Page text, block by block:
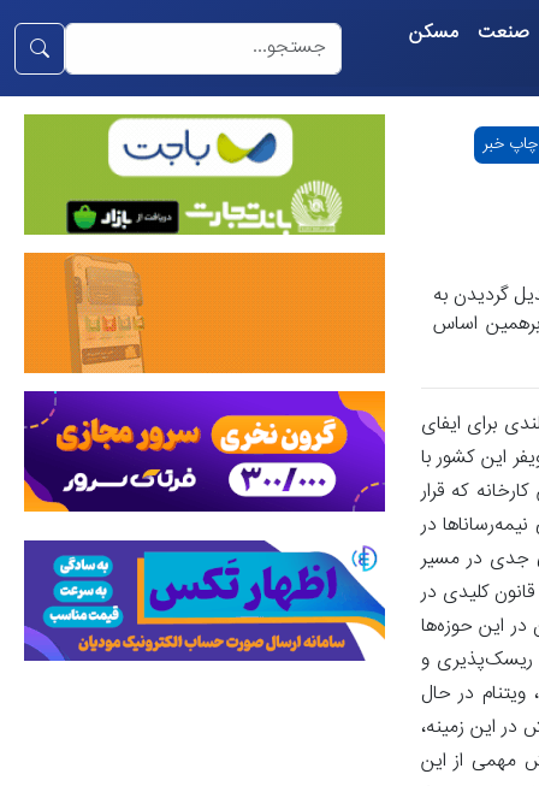
صنعت مسکن
چاپ خبر
گردیدن به
داده و برهمین اساس
برای ایفای
این کشور با
که قرار
در
گامی جدی در مسیر
به قطب جهانی این صنعت تا سال 2050 بردارای بوده هست.ویتنام برای رسیدن به این هدف، در سال 2025 به‌تنهایی تدوین 9 قانون کلیدی در
این حوزه‌ها
ریسک‌پذیری و
ویتنام در حال
در این زمینه،
مهمی از این